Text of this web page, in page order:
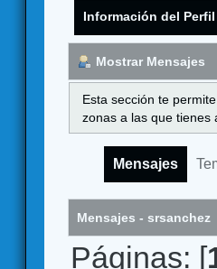
Información del Perfil
Mostrar Mensajes
Esta sección te
zonas a las que tienes
Mensajes
Mensajes - srsanchez
Páginas: [